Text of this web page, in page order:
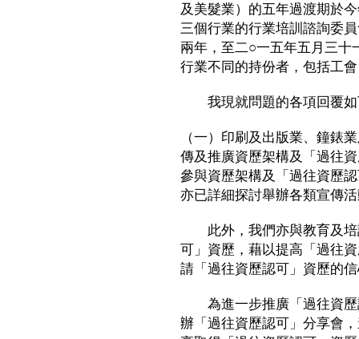
及美髮業）的五年過渡期於
三個行業的行業培訓諮詢委
兩年，至二○一五年五月三十
行業不同的持份者，包括工
我現就問題的各項回覆如
（一）印刷及出版業、鐘錶
傳及推廣資歷架構及「過往
參與資歷架構及「過往資歷
亦已詳細探討舉辦各類宣傳
此外，我們亦與教育及培
可」資歷，藉以提高「過往
請「過往資歷認可」資歷的
為進一步推廣「過往資歷
辦「過往資歷認可」分享會